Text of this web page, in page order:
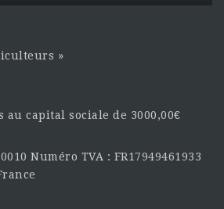
»
au capital sociale de 3000,00€
Numéro TVA : FR17949461933